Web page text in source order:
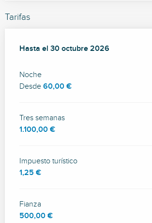
Tarifas
Desde 30 marzo 2026hasta
Hasta el 30 octubre 2026
Noche
Desde 60,00 €
Tres semanas
1.100,00 €
Impuesto turístico
1,25 €
Fianza
500,00 €